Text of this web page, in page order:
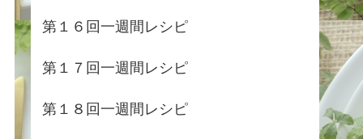
第１６回一週間レシピ
第１７回一週間レシピ
第１８回一週間レシピ